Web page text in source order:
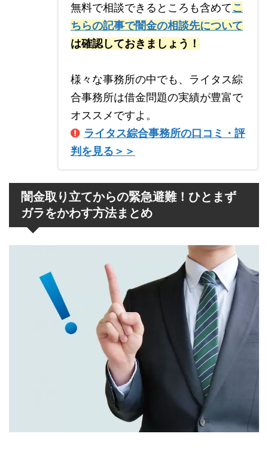
無料で相談できるところも含めてこ
ちらの記事で闇金の相談先について
は確認しておきましょう！
様々な事務所の中でも、ライタス綜
合事務所は借金問題の実績が豊富で
オススメですよ。
ライタス綜合事務所の口コミ・評
判を見る＞＞
闇金取り立てからの緊急避難！ひとまず
ガラをかわす方法まとめ